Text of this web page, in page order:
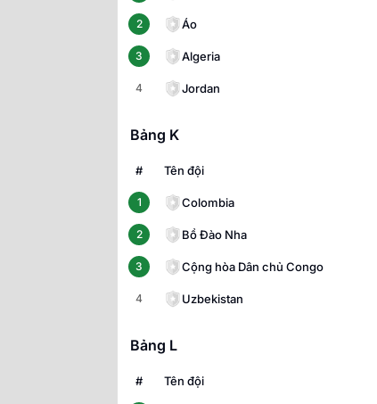
2 Áo
3 Algeria
4 Jordan
Bảng K
# Tên đội
1 Colombia
2 Bồ Đào Nha
3 Cộng hòa Dân chủ Congo
4 Uzbekistan
Bảng L
# Tên đội